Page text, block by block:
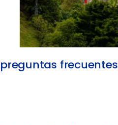
preguntas frecuentes